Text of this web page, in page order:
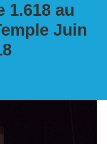
1.618 au
Juin